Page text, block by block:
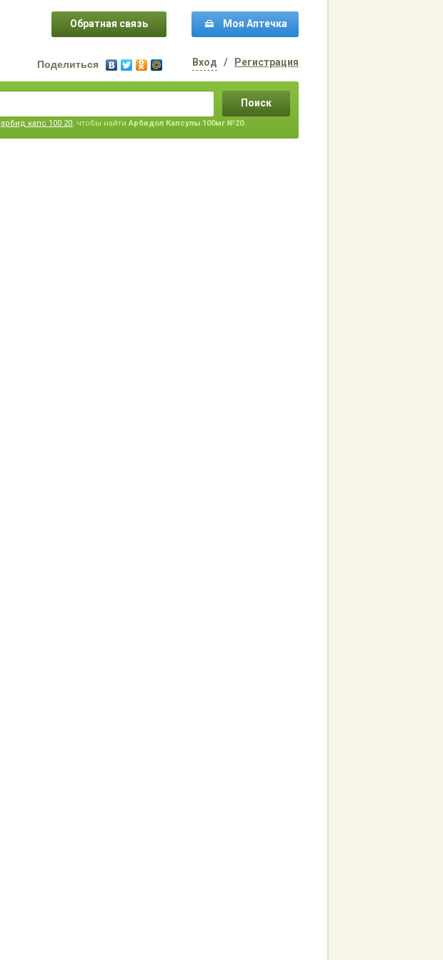
Обратная связь
Поделиться
Моя Аптечка
Вход / Регистрация
Поиск
арбид капс 100 20, чтобы найти Арбидол Капсулы 100мг №20.